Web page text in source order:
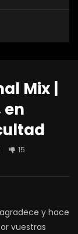
Mix |
15
y hace
vuestras